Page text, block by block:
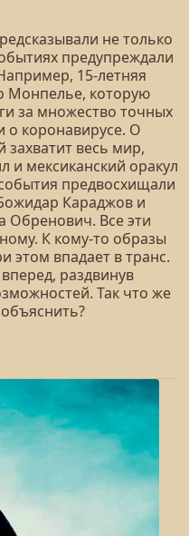
не только
предупреждали
15-летняя
Монпелье, которую
за множество точных
о коронавирусе. О
весь мир,
и мексиканский оракул
предвосхищали
Караджов и
Обренович. Все эти
К кому-то образы
этом впадает в транс.
раздвинув
Так что же